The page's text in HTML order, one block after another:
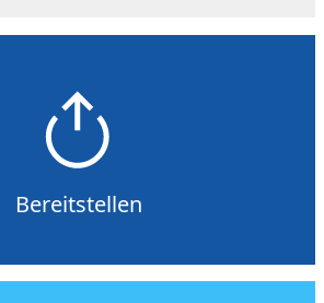
Bereitstellen